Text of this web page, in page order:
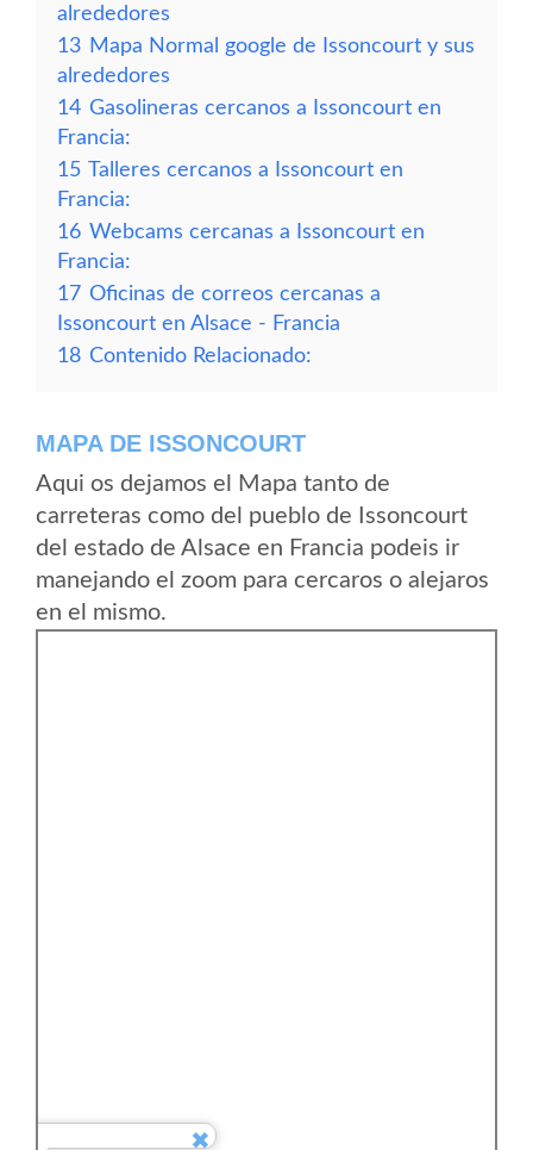
alrededores
13 Mapa Normal google de Issoncourt y sus
alrededores
14 Gasolineras cercanos a Issoncourt en
Francia:
15 Talleres cercanos a Issoncourt en
Francia:
16 Webcams cercanas a Issoncourt en
Francia:
17 Oficinas de correos cercanas a
Issoncourt en Alsace - Francia
18 Contenido Relacionado:
MAPA DE ISSONCOURT
Aqui os dejamos el Mapa tanto de
carreteras como del pueblo de Issoncourt
del estado de Alsace en Francia podeis ir
manejando el zoom para cercaros o alejaros
en el mismo.